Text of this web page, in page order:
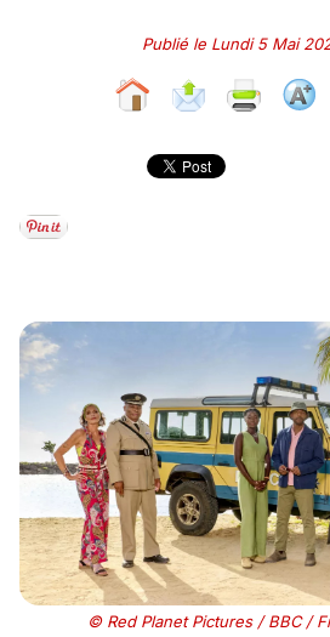
Publié le Lundi 5 Mai
© Red Planet Pictures / BBC /